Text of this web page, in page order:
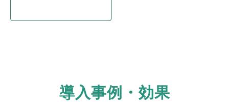
導入事例・効果